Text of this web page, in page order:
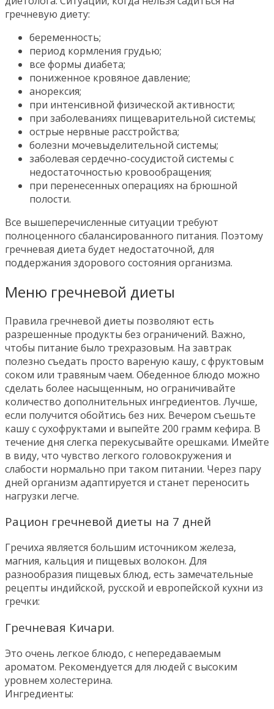
гречневую диету:
беременность;
период кормления грудью;
все формы диабета;
пониженное кровяное давление;
анорексия;
при интенсивной физической активности;
при заболеваниях пищеварительной системы;
острые нервные расстройства;
болезни мочевыделительной системы;
заболевая сердечно-сосудистой системы с
недостаточностью кровообращения;
при перенесенных операциях на брюшной
полости.
Все вышеперечисленные ситуации требуют
полноценного сбалансированного питания. Поэтому
гречневая диета будет недостаточной, для
поддержания здорового состояния организма.
Меню гречневой диеты
Правила гречневой диеты позволяют есть
разрешенные продукты без ограничений. Важно,
чтобы питание было трехразовым. На завтрак
полезно съедать просто вареную кашу, с фруктовым
соком или травяным чаем. Обеденное блюдо можно
сделать более насыщенным, но ограничивайте
количество дополнительных ингредиентов. Лучше,
если получится обойтись без них. Вечером съешьте
кашу с сухофруктами и выпейте 200 грамм кефира. В
течение дня слегка перекусывайте орешками. Имейте
в виду, что чувство легкого головокружения и
слабости нормально при таком питании. Через пару
дней организм адаптируется и станет переносить
нагрузки легче.
Рацион гречневой диеты на 7 дней
Гречиха является большим источником железа,
магния, кальция и пищевых волокон. Для
разнообразия пищевых блюд, есть замечательные
рецепты индийской, русской и европейской кухни из
гречки:
Гречневая Кичари.
Это очень легкое блюдо, с непередаваемым
ароматом. Рекомендуется для людей с высоким
уровнем холестерина.
Ингредиенты: